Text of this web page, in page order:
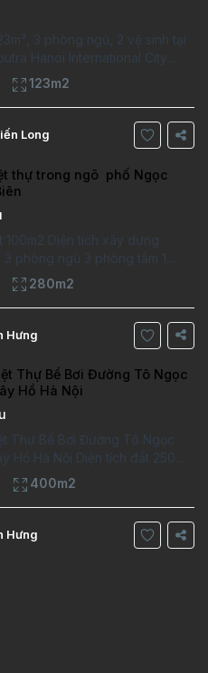
3 phòng ngủ, 2 vệ sinh tại
Hanoi International City.
mới kỹ, chất lượng cao, sàn
không gian thoáng sáng.
Thông tin căn hộ: Diện tích:
123m2
Long
thự trong ngõ phố Ngọc
100m2 Diện tích xây dựng
phòng ngủ 3 phòng tắm 1
Vị trí ý tưởng 10 phút đi bộ tới
Ngôi nhà được thiết kế theo
khu dân
280m2
Hưng
Thự Bể Bơi Đường Tô Ngọc
Hồ Hà Nội
Thự Bể Bơi Đường Tô Ngọc
Hồ Hà Nội Diện tích đất 250m2
100m2 Xây 4 tầng, 6
tắm Tầng 1, , phòng
bếp-1wc Tầng 2, 2 phòng
400m2
Hưng